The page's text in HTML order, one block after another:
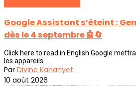
Google Assistant s’éteint :
dès le 4 septembre 🤖🔄
Click here to read in English Google
les appareils ...
Par Divine Kananyet
10 août 2026